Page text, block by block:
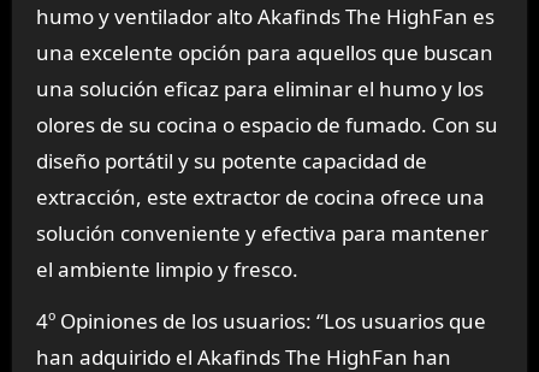
humo y ventilador alto Akafinds The HighFan es
una excelente opción para aquellos que buscan
una solución eficaz para eliminar el humo y los
olores de su cocina o espacio de fumado. Con su
diseño portátil y su potente capacidad de
extracción, este extractor de cocina ofrece una
solución conveniente y efectiva para mantener
el ambiente limpio y fresco.
4º Opiniones de los usuarios: “Los usuarios que
han adquirido el Akafinds The HighFan han